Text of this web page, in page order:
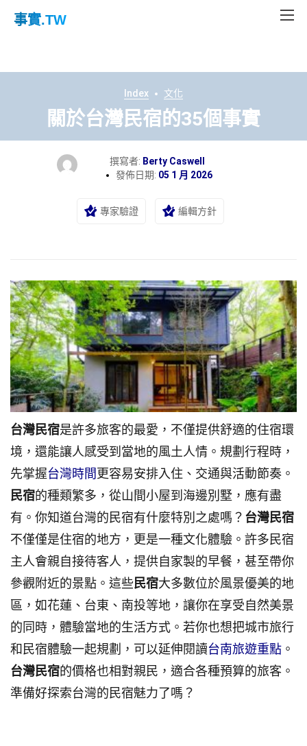
事實.TW
Index 文化
關於台灣民宿的35個事實
撰寫者: Berty Caswell
發佈日期: 05 1 月 2026
專家驗證 編輯方針
台灣民宿是許多旅客的最愛，不僅提供舒適的住宿環
境，還能讓人感受到當地的風土人情。規劃行程時，
先掌握台灣時間更容易安排入住、交通與活動節奏。
民宿的種類繁多，從山間小屋到海邊別墅，應有盡
有。你知道台灣的民宿有什麼特別之處嗎？ 台灣民宿
不僅僅是住宿的地方，更是一種文化體驗。許多民宿
主人會親自接待客人，提供自家製的早餐，甚至帶你
參觀附近的景點。這些民宿大多數位於風景優美的地
區，如花蓮、台東、南投等地，讓你在享受自然美景
的同時，體驗當地的生活方式。若你也想把城市旅行
和民宿體驗一起規劃，可以延伸閱讀台南旅遊重點 。
台灣民宿的價格也相對親民，適合各種預算的旅客。
準備好探索台灣的民宿魅力了嗎？